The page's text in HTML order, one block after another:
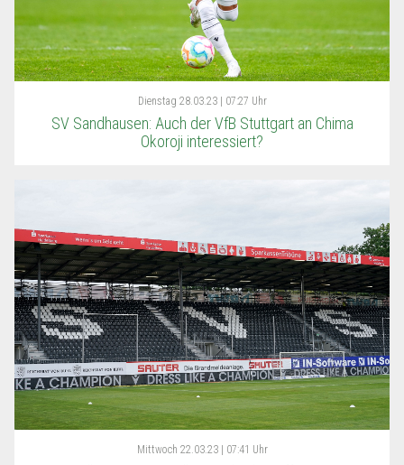
Dienstag 28.03.23 | 07:27 Uhr
SV Sandhausen: Auch der VfB Stuttgart an Chima
Okoroji interessiert?
Mittwoch 22.03.23 | 07:41 Uhr